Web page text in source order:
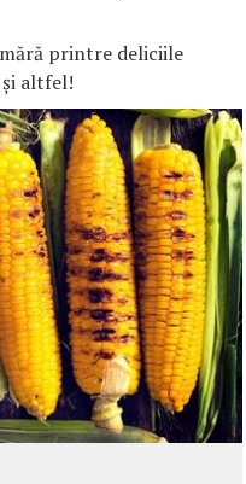
printre deliciile
altfel!